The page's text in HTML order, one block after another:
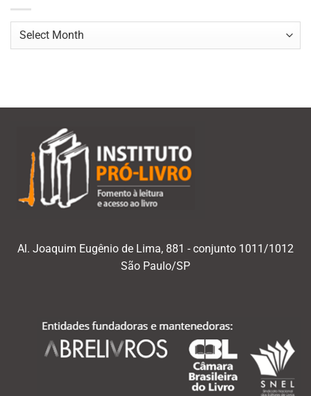
Navegar
Al. Joaquim Eugênio de Lima, 881 - conjunto 1011/1012
São Paulo/SP